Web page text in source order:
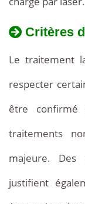
Critères
Le traitement
respecter
être confirmé
traitements
majeure. Des
justifient